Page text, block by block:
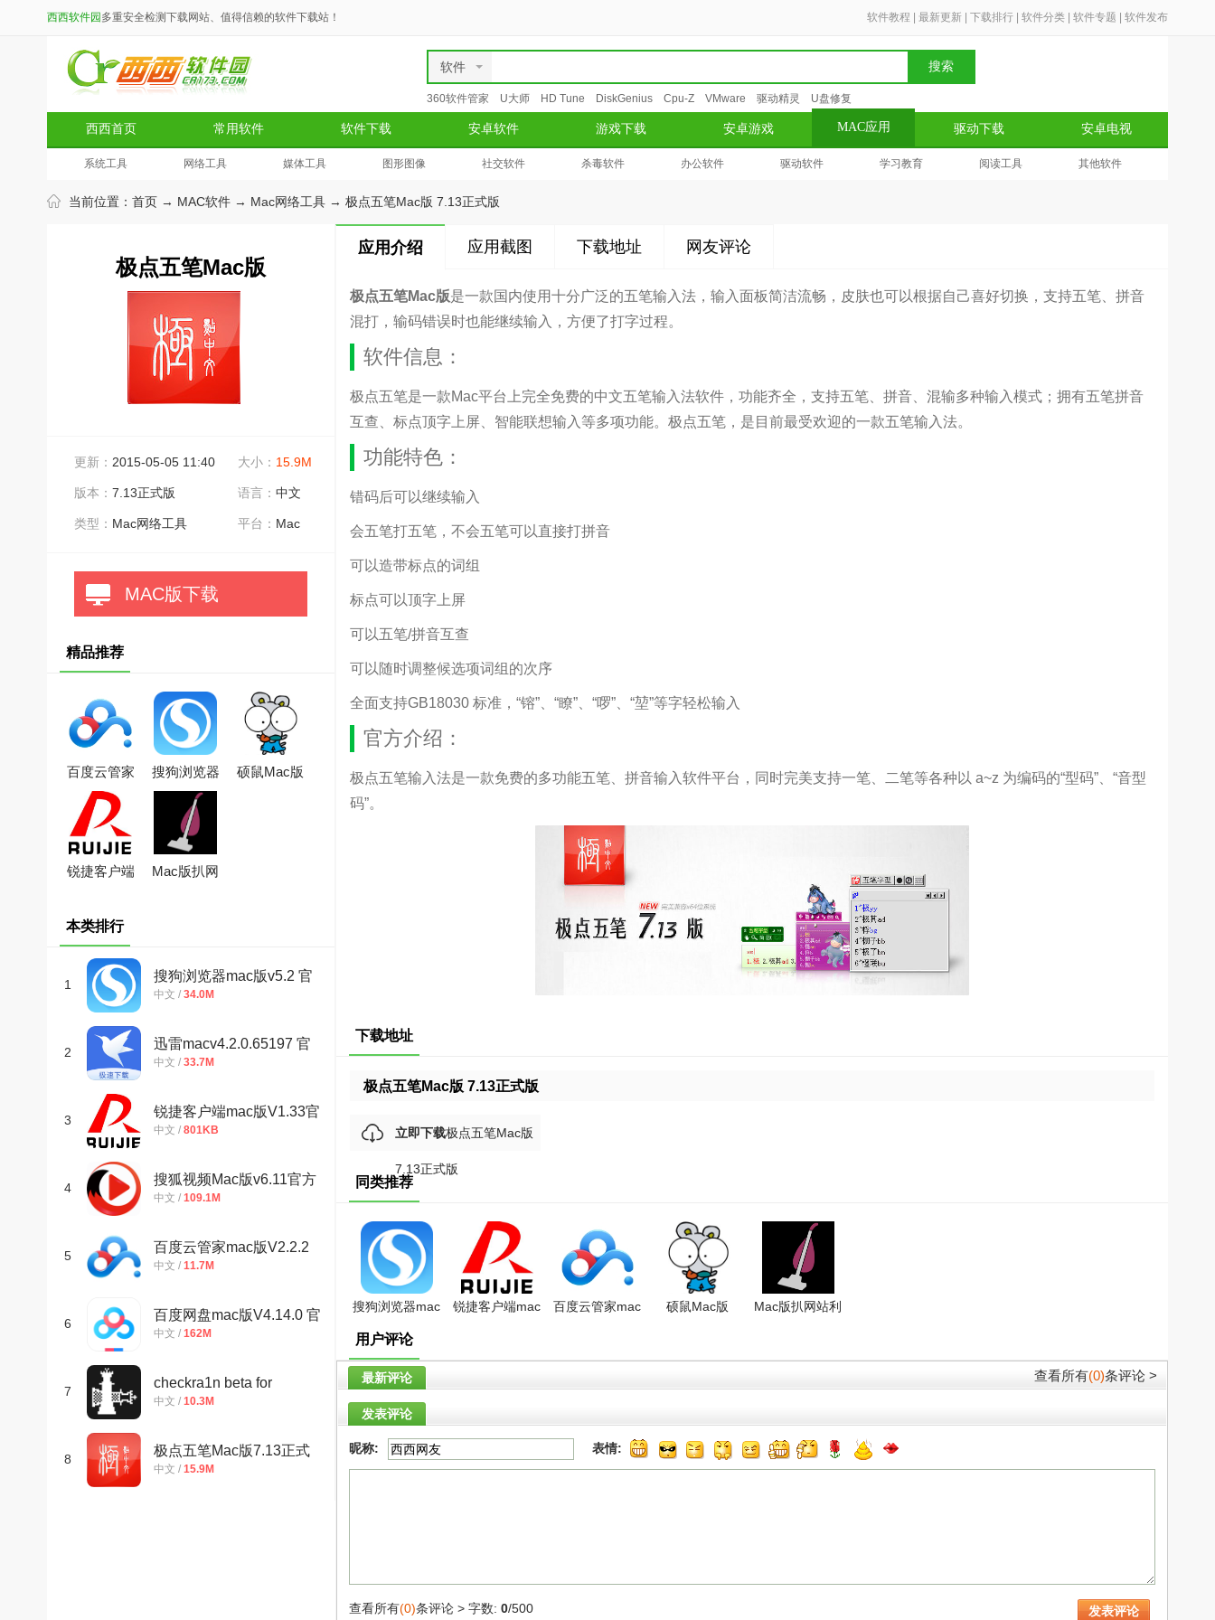
西西软件园 多重安全检测下载网站、值得信赖的软件下载站！ 软件教程 最新更新 下载排行 软件分类 软件专题 软件发布
软件 搜索
360软件管家 U大师 HD Tune DiskGenius Cpu-Z VMware 驱动精灵 U盘修复
西西首页 常用软件 软件下载 安卓软件 游戏下载 安卓游戏 MAC应用 驱动下载 安卓电视
系统工具 网络工具 媒体工具 图形图像 社交软件 杀毒软件 办公软件 驱动软件 学习教育 阅读工具 其他软件
当前位置： 首页 → MAC软件 → Mac网络工具 → 极点五笔Mac版 7.13正式版
极点五笔Mac版
更新： 2015-05-05 11:40 大小： 15.9M
版本： 7.13正式版 语言：中文
类型： Mac网络工具 平台： Mac
MAC版下载
精品推荐
百度云管家
mac版
搜狗浏览器
mac版
硕鼠Mac版
锐捷客户端
Mac版扒网
本类排行
1
搜狗浏览器mac版v5.2 官
中文 / 34.0M
2
迅雷macv4.2.0.65197 官
中文 / 33.7M
3
锐捷客户端mac版V1.33官
中文 / 801KB
4
搜狐视频Mac版v6.11官方
中文 / 109.1M
5
百度云管家mac版V2.2.2
中文 / 11.7M
6
百度网盘mac版V4.14.0 官
中文 / 162M
7
checkra1n beta for
中文 / 10.3M
8
极点五笔Mac版7.13正式
中文 / 15.9M
应用介绍 应用截图 下载地址 网友评论
极点五笔Mac版是一款国内使用十分广泛的五笔输入法，输入面板简洁流畅，皮肤也可以根据自己喜好切换，支持五笔、拼音
混打，输码错误时也能继续输入，方便了打字过程。
软件信息：
极点五笔是一款Mac平台上完全免费的中文五笔输入法软件，功能齐全，支持五笔、拼音、混输多种输入模式；拥有五笔拼音
互查、标点顶字上屏、智能联想输入等多项功能。极点五笔，是目前最受欢迎的一款五笔输入法。
功能特色：
错码后可以继续输入
会五笔打五笔，不会五笔可以直接打拼音
可以造带标点的词组
标点可以顶字上屏
可以五笔/拼音互查
可以随时调整候选项词组的次序
全面支持GB18030 标准，“镕”、“瞭”、“啰”、“堃”等字轻松输入
官方介绍：
极点五笔输入法是一款免费的多功能五笔、拼音输入软件平台，同时完美支持一笔、二笔等各种以 a~z 为编码的“型码”、“音型
码”。
下载地址
极点五笔Mac版 7.13正式版
立即下载极点五笔Mac版
7.13正式版
同类推荐
搜狗浏览器mac
锐捷客户端mac
百度云管家mac
硕鼠Mac版
Mac版扒网站利
用户评论
最新评论 查看所有(0)条评论 >
发表评论
昵称: 表情:
查看所有(0)条评论 > 字数: 0/500